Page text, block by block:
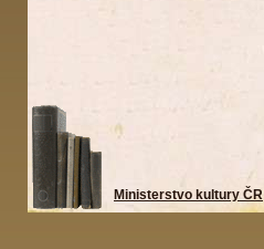
Ministerstvo kultury ČR